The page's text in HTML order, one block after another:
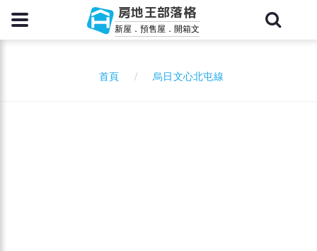
房地王部落格
新屋．預售屋．開箱文
首頁 烏日文心北屯線